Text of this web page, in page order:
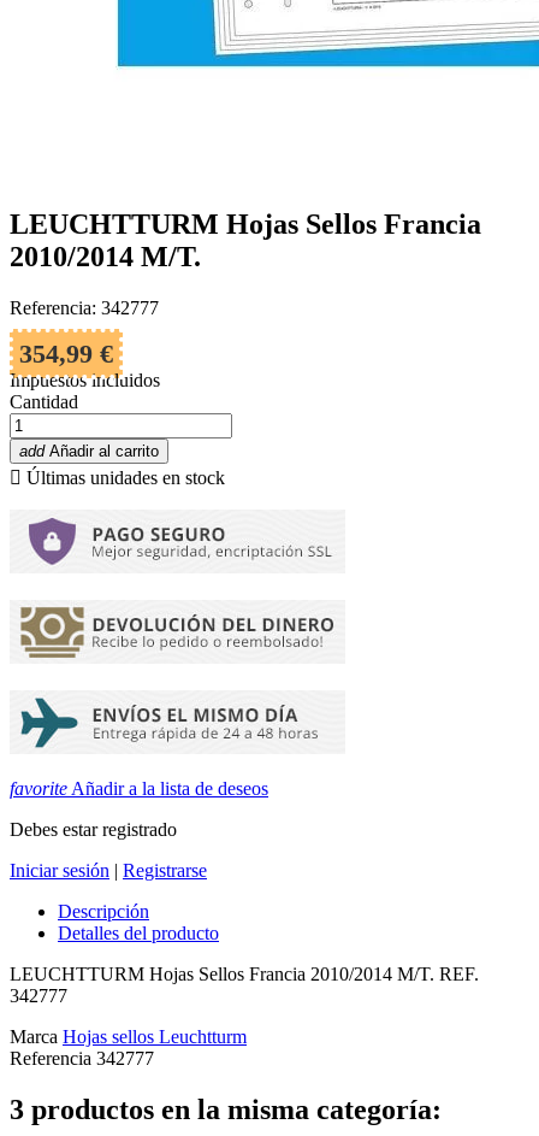
LEUCHTTURM Hojas Sellos Francia
2010/2014 M/T.
Referencia: 342777
354,99 €
Impuestos incluidos
Cantidad
add Añadir al carrito
 Últimas unidades en stock
favorite Añadir a la lista de deseos
Debes estar registrado
Iniciar sesión | Registrarse
Descripción
Detalles del producto
LEUCHTTURM Hojas Sellos Francia 2010/2014 M/T. REF.
342777
Marca Hojas sellos Leuchtturm
Referencia 342777
3 productos en la misma categoría: